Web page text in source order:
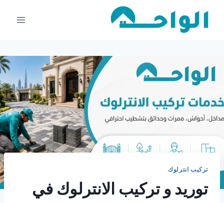
تركيب انترلوك
توريد و تركيب الانترلوك في